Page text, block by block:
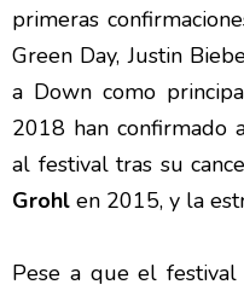
primeras
Green Day, Justin
a Down como
2018 han confirmado
al festival tras su
Grohl en 2015, y la
Pese a que el